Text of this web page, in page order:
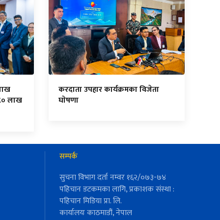
लाख
करदाता उपहार कार्यक्रमका विजेता
घाेषणा
सम्पर्क
सुचना विभाग दर्ता नम्वर १६२/०७३-७४
पहिचान डटकमका लागि, प्रकाशक संस्था :
पहिचान मिडिया प्रा. लि.
कार्यालयः काठमाडौं, नेपाल